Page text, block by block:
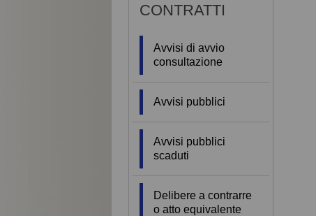
CONTRATTI
Avvisi di avvio
consultazione
Avvisi pubblici
Avvisi pubblici
scaduti
Delibere a contrarre
o atto equivalente